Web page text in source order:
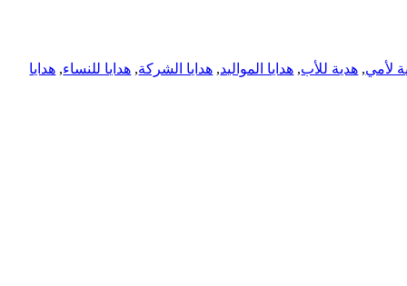
لأمي, هدية للأب, هدايا المواليد, هدايا الشركة, هدايا للنساء, هدايا